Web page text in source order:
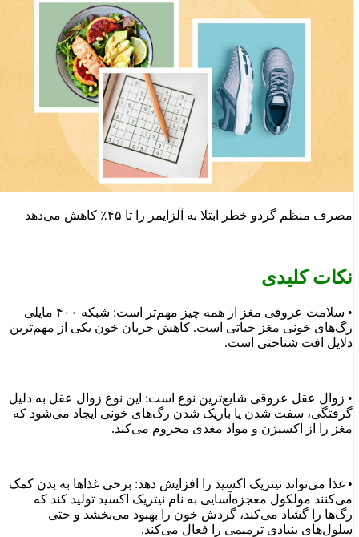
مصرف منظم گردو خطر ابتلا به آلزایمر را تا ۴۵٪ کاهش می‌دهد
نکات کلیدی
• سلامت عروقی مغز از همه چیز مهم‌تر است: شبکه ۴۰۰ مایلی
رگ‌های خونی مغز حیاتی است. کاهش جریان خون یکی از مهم‌ترین
دلایل افت شناختی است.
• زوال عقل عروقی شایع‌ترین نوع است: این نوع زوال عقل به دلیل
گرفتگی، سفت شدن یا باریک شدن رگ‌های خونی ایجاد می‌شود که
مغز را از اکسیژن و مواد مغذی محروم می‌کند.
• غذا می‌تواند نیتریک اکسید را افزایش دهد: برخی غذاها به بدن کمک
می‌کنند مولکول معجزه‌آسایی به نام نیتریک اکسید تولید کند که
رگ‌ها را گشاد می‌کند، گردش خون را بهبود می‌بخشد و حتی
سلول‌های بنیادی ترمیمی را فعال می‌کند.